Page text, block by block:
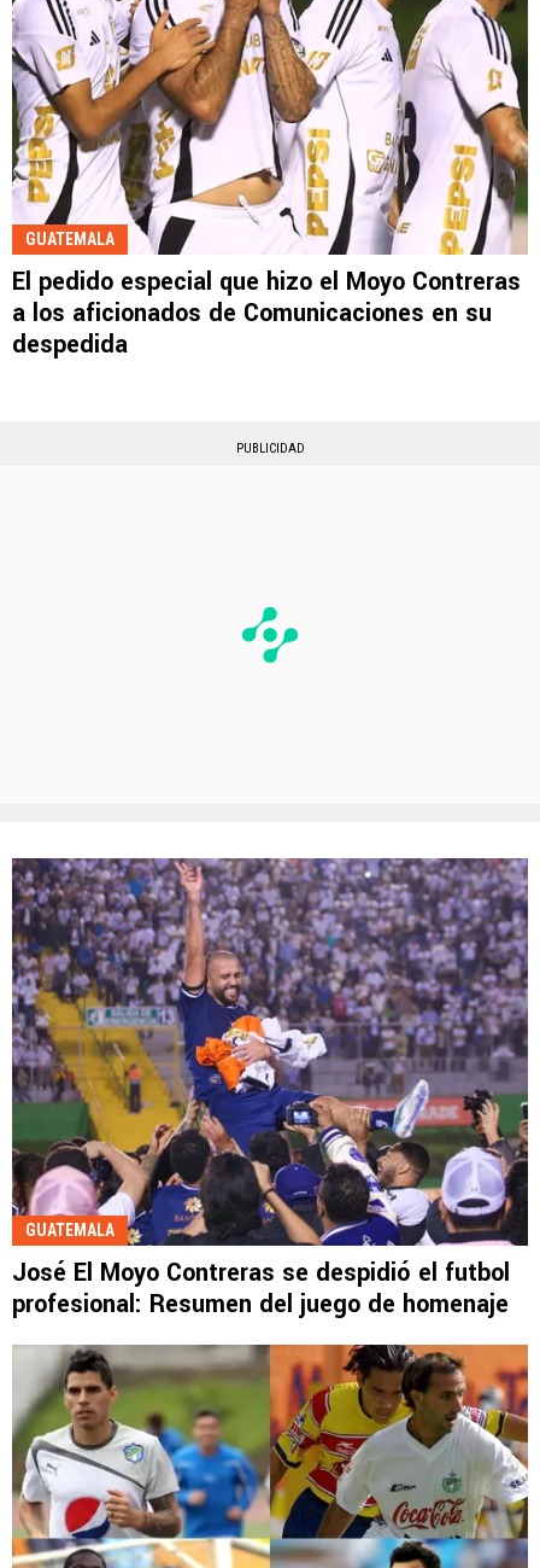
GUATEMALA
El pedido especial que hizo el Moyo Contreras
a los aficionados de Comunicaciones en su
despedida
PUBLICIDAD
GUATEMALA
José El Moyo Contreras se despidió el futbol
profesional: Resumen del juego de homenaje